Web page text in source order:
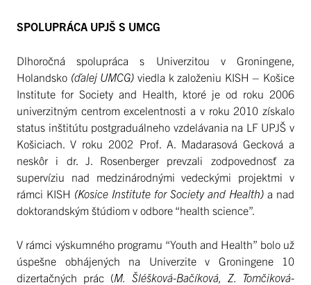
SPOLUPRÁCA UPJŠ S UMCG
Dlhoročná spolupráca s Univerzitou v Groningene,
Holandsko (ďalej UMCG) viedla k založeniu KISH – Košice
Institute for Society and Health, ktoré je od roku 2006
univerzitným centrom excelentnosti a v roku 2010 získalo
status inštitútu postgraduálneho vzdelávania na LF UPJŠ v
Košiciach. V roku 2002 Prof. A. Madarasová Gecková a
neskôr i dr. J. Rosenberger prevzali zodpovednosť za
supervíziu nad medzinárodnými vedeckými projektmi v
rámci KISH (Kosice Institute for Society and Health) a nad
doktorandským štúdiom v odbore “health science”.
V rámci výskumného programu “Youth and Health” bolo už
úspešne obhájených na Univerzite v Groningene 10
dizertačných prác (M. Šléšková-Bačíková, Z. Tomčiková-